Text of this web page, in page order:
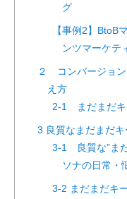
グ
【事例2】BtoB
ンツマーケテ
２ コンバージョン
え方
2-1 まだまだキ
3 良質なまだまだ
3-1 良質な”ま
ソナの日常・
3-2 まだまだキ